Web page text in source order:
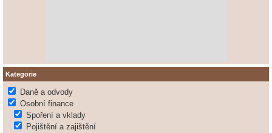
Kategorie
Daně a odvody
Osobní finance
Spoření a vklady
Pojištění a zajištění